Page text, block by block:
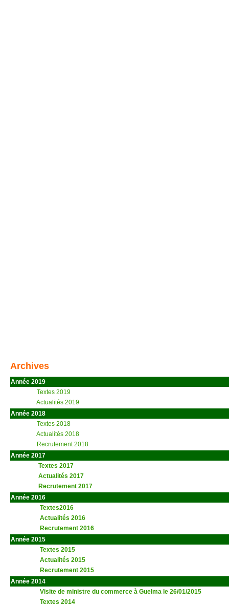
Archives
Année 2019
Textes 2019
Actualités 2019
Année 2018
Textes 2018
Actualités 2018
Recrutement 2018
Année 2017
Textes 2017
Actualités 2017
Recrutement 2017
Année 2016
Textes2016
Actualités 2016
Recrutement 2016
Année 2015
Textes 2015
Actualités 2015
Recrutement 2015
Année 2014
Visite de ministre du commerce à Guelma le 26/01/2015
Textes 2014